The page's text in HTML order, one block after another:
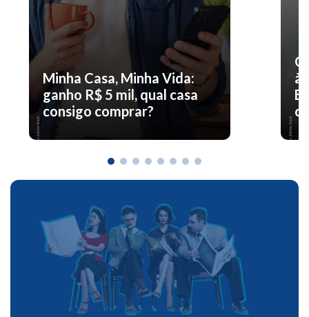
Minha Casa, Minha Vida:
ganho R$ 5 mil, qual casa
consigo comprar?
O
à